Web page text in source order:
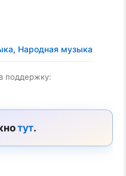
, Народная музыка
поддержку:
тут.